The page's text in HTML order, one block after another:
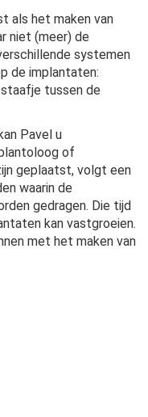
als het maken van
niet (meer) de
systemen
de implantaten:
tussen de
Pavel u
of
geplaatst, volgt een
waarin de
gedragen. Die tijd
kan vastgroeien.
met het maken van